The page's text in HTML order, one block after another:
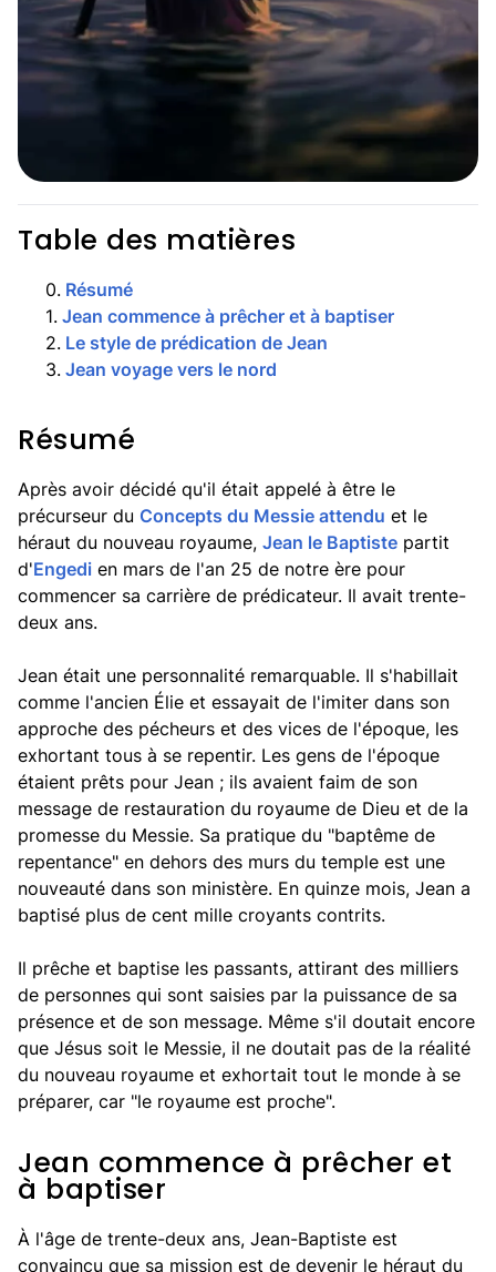
Table des matières
0. Résumé
1. Jean commence à prêcher et à baptiser
2. Le style de prédication de Jean
3. Jean voyage vers le nord
Résumé
Après avoir décidé qu'il était appelé à être le
précurseur du Concepts du Messie attendu et le
héraut du nouveau royaume, Jean le Baptiste partit
d'Engedi en mars de l'an 25 de notre ère pour
commencer sa carrière de prédicateur. Il avait trente-
deux ans.
Jean était une personnalité remarquable. Il s'habillait
comme l'ancien Élie et essayait de l'imiter dans son
approche des pécheurs et des vices de l'époque, les
exhortant tous à se repentir. Les gens de l'époque
étaient prêts pour Jean ; ils avaient faim de son
message de restauration du royaume de Dieu et de la
promesse du Messie. Sa pratique du "baptême de
repentance" en dehors des murs du temple est une
nouveauté dans son ministère. En quinze mois, Jean a
baptisé plus de cent mille croyants contrits.
Il prêche et baptise les passants, attirant des milliers
de personnes qui sont saisies par la puissance de sa
présence et de son message. Même s'il doutait encore
que Jésus soit le Messie, il ne doutait pas de la réalité
du nouveau royaume et exhortait tout le monde à se
préparer, car "le royaume est proche".
Jean commence à prêcher et
à baptiser
À l'âge de trente-deux ans, Jean-Baptiste est
convaincu que sa mission est de devenir le héraut du